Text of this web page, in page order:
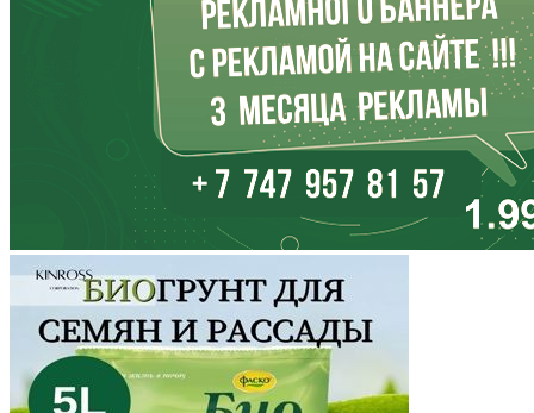
Калининградская область
Калмыкия
Калужская область
Камчатский край
Карачаево-Черкесия
Карелия
Кемеровская область
Кировская область